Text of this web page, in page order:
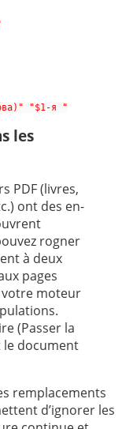
les
PDF (livres,
ont des en-
rogner
à deux
pages
votre moteur
(Passer la
le document
remplacements
d’ignorer les